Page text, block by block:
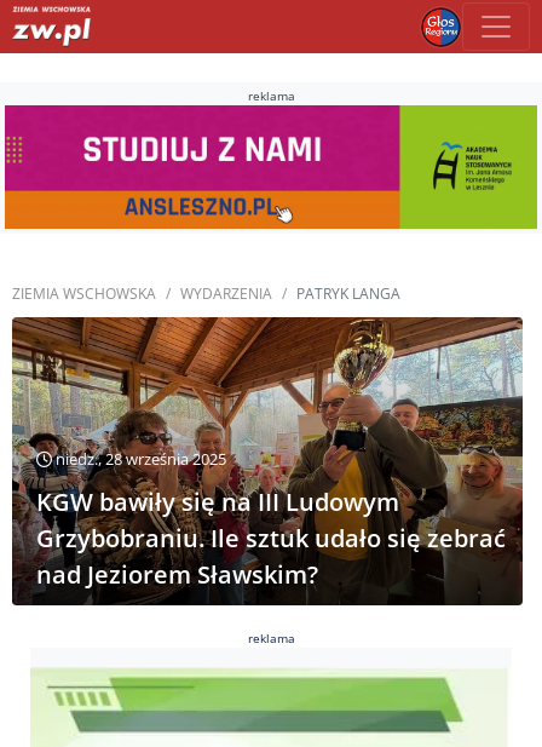
reklama
ZIEMIA WSCHOWSKA WYDARZENIA PATRYK LANGA
niedz., 28 września 2025
KGW bawiły się na III Ludowym
Grzybobraniu. Ile sztuk udało się zebrać
nad Jeziorem Sławskim?
reklama